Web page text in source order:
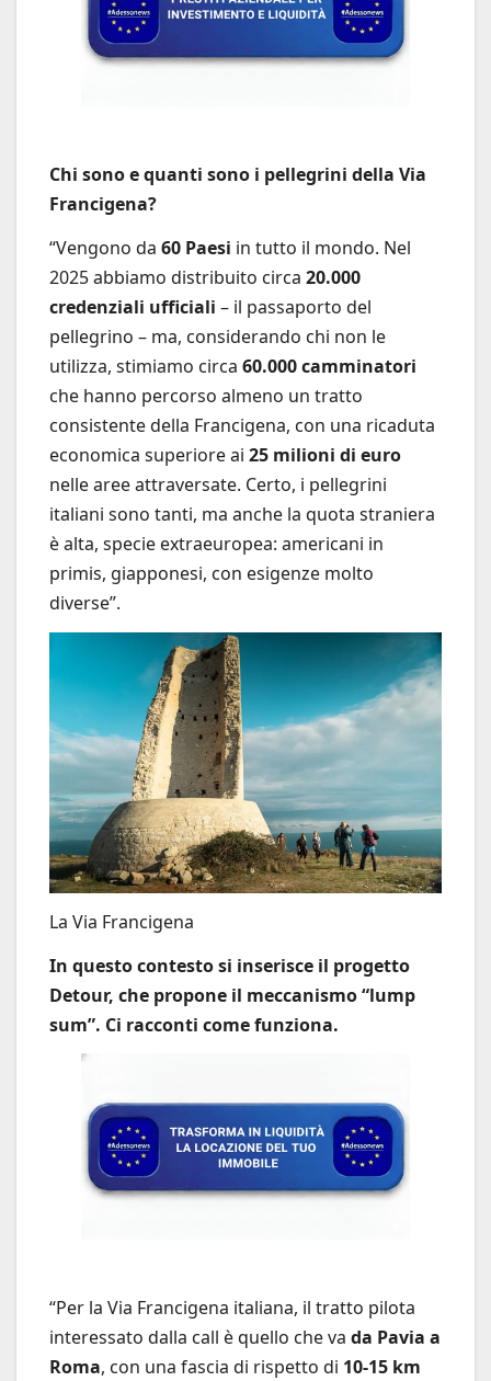
Chi sono e quanti sono i pellegrini della Via
Francigena?
“Vengono da 60 Paesi in tutto il mondo. Nel
2025 abbiamo distribuito circa 20.000
credenziali ufficiali – il passaporto del
pellegrino – ma, considerando chi non le
utilizza, stimiamo circa 60.000 camminatori
che hanno percorso almeno un tratto
consistente della Francigena, con una ricaduta
economica superiore ai 25 milioni di euro
nelle aree attraversate. Certo, i pellegrini
italiani sono tanti, ma anche la quota straniera
è alta, specie extraeuropea: americani in
primis, giapponesi, con esigenze molto
diverse”.
La Via Francigena
In questo contesto si inserisce il progetto
Detour, che propone il meccanismo “lump
sum”. Ci racconti come funziona.
“Per la Via Francigena italiana, il tratto pilota
interessato dalla call è quello che va da Pavia a
Roma, con una fascia di rispetto di 10-15 km